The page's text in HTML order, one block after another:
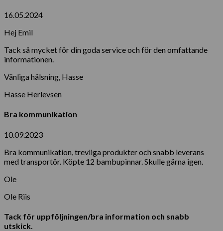
16.05.2024
Hej Emil
Tack så mycket för din goda service och för den omfattande
informationen.
Vänliga hälsning, Hasse
Hasse Herlevsen
Bra kommunikation
10.09.2023
Bra kommunikation, trevliga produkter och snabb leverans
med transportör. Köpte 12 bambupinnar. Skulle gärna igen.
Ole
Ole Riis
Tack för uppföljningen/bra information och snabb
utskick.